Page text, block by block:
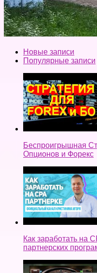
Новые записи
Популярные записи
Беспроигрышная
Опционов и Форекс
Как заработать на
партнерских